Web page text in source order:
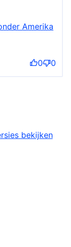
Amerika
0 0
bekijken